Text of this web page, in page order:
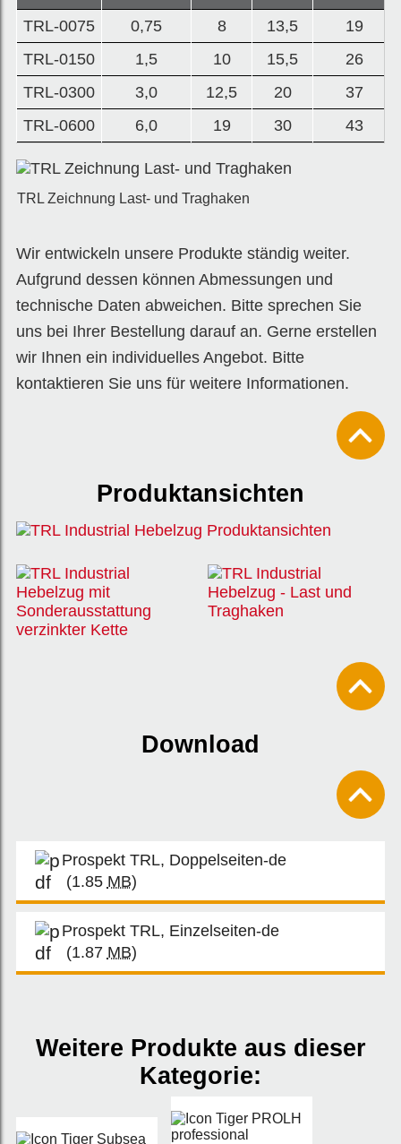
TRL-0075
0,75 8 13,5
19
TRL-0150
1,5 10 15,5
26
TRL-0300
3,0 12,5 20
37
TRL-0600
6,0 19 30 43
TRL Zeichnung Last- und Traghaken
Wir entwickeln unsere Produkte ständig weiter.
Aufgrund dessen können Abmessungen und
technische Daten abweichen. Bitte sprechen Sie
uns bei Ihrer Bestellung darauf an. Gerne erstellen
wir Ihnen ein individuelles Angebot. Bitte
kontaktieren Sie uns für weitere Informationen.
Produktansichten
Download
Prospekt TRL, Doppelseiten-de
(1.85 MB)
Prospekt TRL, Einzelseiten-de
(1.87 MB)
Weitere Produkte aus dieser
Kategorie: